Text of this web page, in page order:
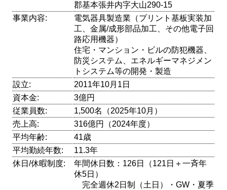
郡基本張井内字大山290-15
事業内容:
電気器具製造業（プリント基板実装加
工、金属/成形部品加工、その他電子回
路応用機器）
住宅・マンション・ビルの防犯機器、
防災システム、エネルギーマネジメン
トシステム等の開発・製造
設立:
2011年10月1日
資本金:
3億円
従業員数:
1,500名（2025年10月）
売上高:
316億円（2024年度）
平均年齢:
41歳
平均勤続年数:
11.3年
休日/休暇制度:
年間休日数：126日（121日＋一斉年
休5日）
完全週休2日制（土日）・GW・夏季